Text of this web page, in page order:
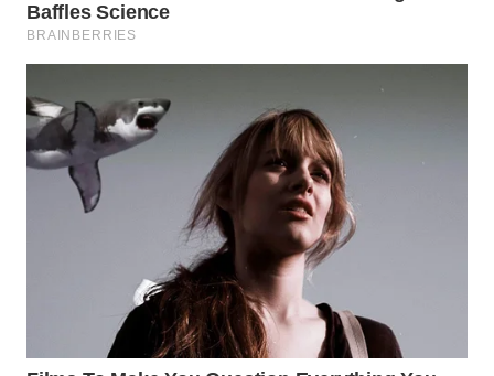
TANJUNG
WN
KARO
LABUHANBATU